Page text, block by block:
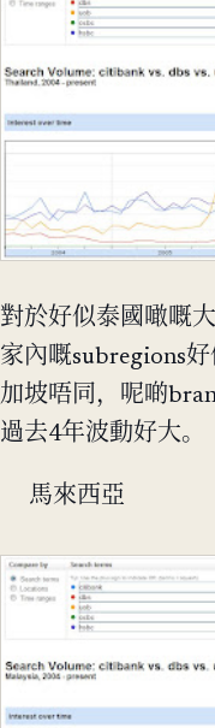
對於好似泰國噉嘅
家內嘅subregions
加坡唔同，呢啲
過去4年波動好大。
馬來西亞